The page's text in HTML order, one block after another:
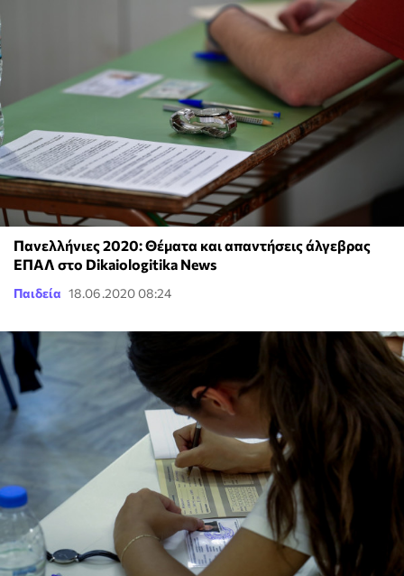
Πανελλήνιες 2020: Θέματα και απαντήσεις άλγεβρας
ΕΠΑΛ στο Dikaiologitika News
Παιδεία 18.06.2020 08:24